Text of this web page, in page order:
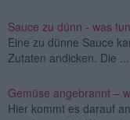
Sauce zu dünn - was
Eine zu dünne Sauce
Zutaten andicken. Die ...
Gemüse angebrannt –
Hier kommt es darauf